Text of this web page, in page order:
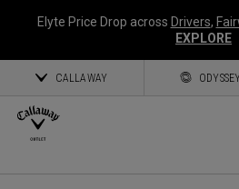
Elyte Price Drop across Drivers,
EXPLORE
CALLAWAY